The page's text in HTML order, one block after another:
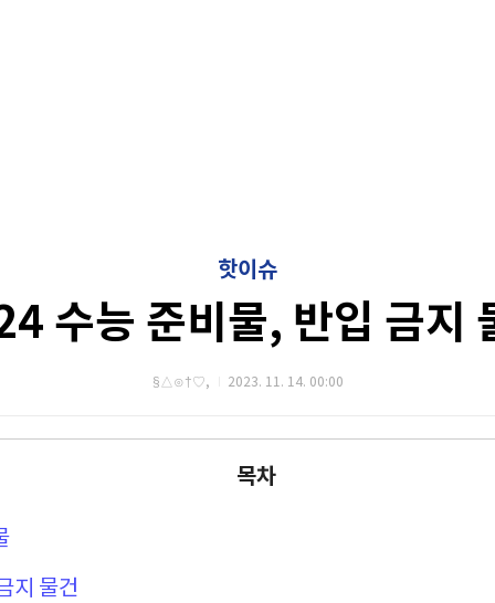
핫이슈
수능 준비물, 반입 금지
§△⊙†♡, 2023. 11. 14. 00:00
목차
지 물건